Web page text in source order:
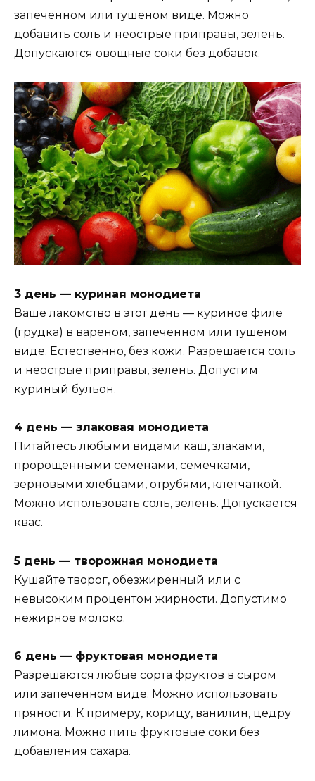
запеченном или тушеном виде. Можно
добавить соль и неострые приправы, зелень.
Допускаются овощные соки без добавок.
3 день — куриная монодиета
Ваше лакомство в этот день — куриное филе
(грудка) в вареном, запеченном или тушеном
виде. Естественно, без кожи. Разрешается соль
и неострые приправы, зелень. Допустим
куриный бульон.
4 день — злаковая монодиета
Питайтесь любыми видами каш, злаками,
пророщенными семенами, семечками,
зерновыми хлебцами, отрубями, клетчаткой.
Можно использовать соль, зелень. Допускается
квас.
5 день — творожная монодиета
Кушайте творог, обезжиренный или с
невысоким процентом жирности. Допустимо
нежирное молоко.
6 день — фруктовая монодиета
Разрешаются любые сорта фруктов в сыром
или запеченном виде. Можно использовать
пряности. К примеру, корицу, ванилин, цедру
лимона. Можно пить фруктовые соки без
добавления сахара.